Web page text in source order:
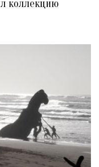
коллекцию